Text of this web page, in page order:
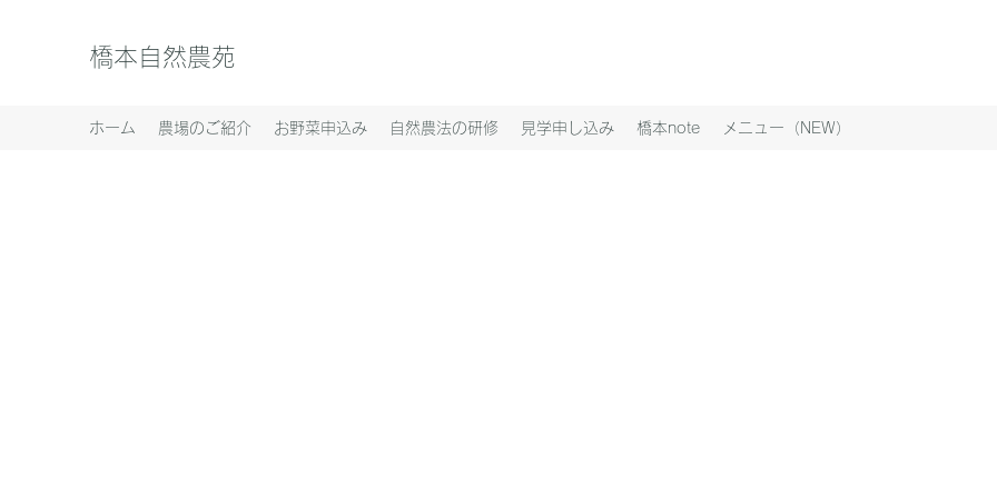
橋本自然農苑
ホーム 農場のご紹介 お野菜申込み 自然農法の研修 見学申し込み 橋本note メニュー（NEW）